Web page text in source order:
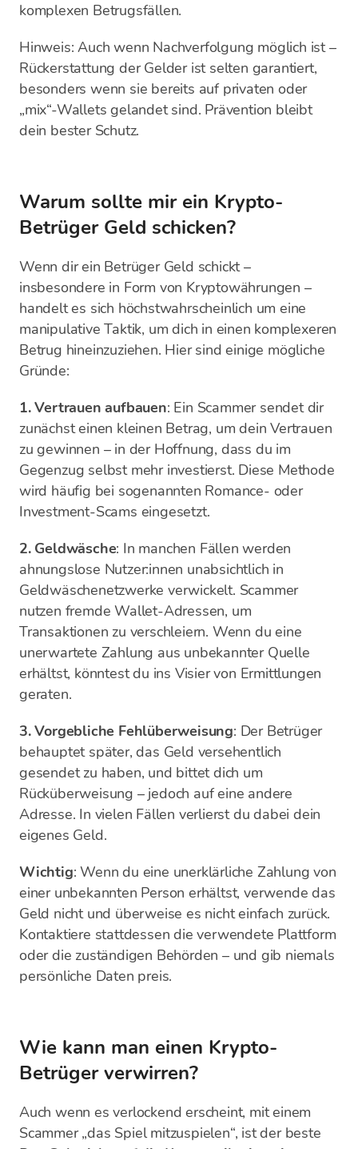
komplexen Betrugsfällen.
Hinweis: Auch wenn Nachverfolgung möglich ist –
Rückerstattung der Gelder ist selten garantiert,
besonders wenn sie bereits auf privaten oder
„mix“-Wallets gelandet sind. Prävention bleibt
dein bester Schutz.
Warum sollte mir ein Krypto-
Betrüger Geld schicken?
Wenn dir ein Betrüger Geld schickt –
insbesondere in Form von Kryptowährungen –
handelt es sich höchstwahrscheinlich um eine
manipulative Taktik, um dich in einen komplexeren
Betrug hineinzuziehen. Hier sind einige mögliche
Gründe:
1. Vertrauen aufbauen: Ein Scammer sendet dir
zunächst einen kleinen Betrag, um dein Vertrauen
zu gewinnen – in der Hoffnung, dass du im
Gegenzug selbst mehr investierst. Diese Methode
wird häufig bei sogenannten Romance- oder
Investment-Scams eingesetzt.
2. Geldwäsche: In manchen Fällen werden
ahnungslose Nutzer:innen unabsichtlich in
Geldwäschenetzwerke verwickelt. Scammer
nutzen fremde Wallet-Adressen, um
Transaktionen zu verschleiern. Wenn du eine
unerwartete Zahlung aus unbekannter Quelle
erhältst, könntest du ins Visier von Ermittlungen
geraten.
3. Vorgebliche Fehlüberweisung: Der Betrüger
behauptet später, das Geld versehentlich
gesendet zu haben, und bittet dich um
Rücküberweisung – jedoch auf eine andere
Adresse. In vielen Fällen verlierst du dabei dein
eigenes Geld.
Wichtig: Wenn du eine unerklärliche Zahlung von
einer unbekannten Person erhältst, verwende das
Geld nicht und überweise es nicht einfach zurück.
Kontaktiere stattdessen die verwendete Plattform
oder die zuständigen Behörden – und gib niemals
persönliche Daten preis.
Wie kann man einen Krypto-
Betrüger verwirren?
Auch wenn es verlockend erscheint, mit einem
Scammer „das Spiel mitzuspielen“, ist der beste